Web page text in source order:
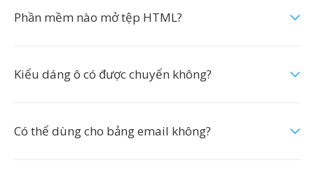
Phần mềm nào mở tệp HTML?
Kiểu dáng ô có được chuyển không?
Có thể dùng cho bảng email không?